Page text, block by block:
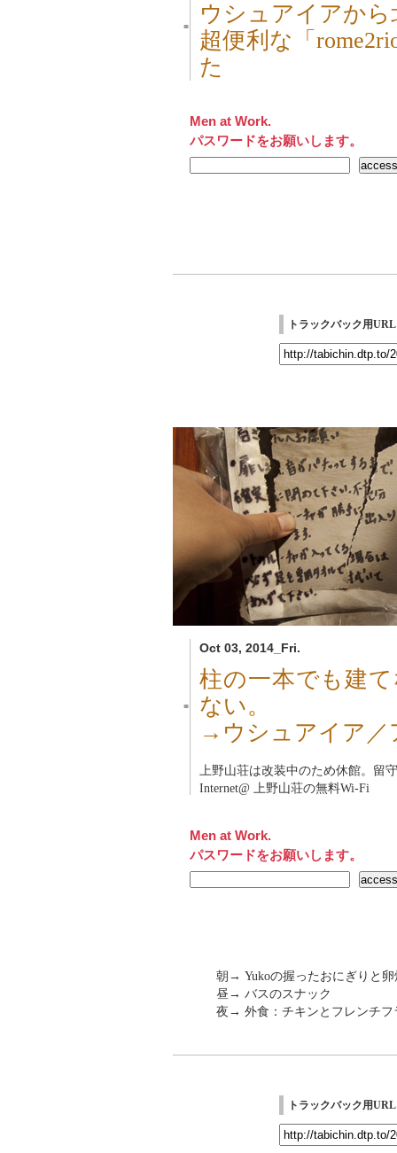
■
ウシュアイアか
超便利な「
た
Men at Work.
パスワードをお願いします。
トラックバック用URL
Oct 03, 2014_Fri.
■
柱の一本でも建
ない。
→ウシュアイア／
上野山荘は改装中のため休館。留
Internet@ 上野山荘の無料Wi-Fi
Men at Work.
パスワードをお願いします。
朝→ Yukoの握ったおにぎりと卵
昼→ バスのスナック
夜→ 外食：チキンとフレンチフ
トラックバック用URL